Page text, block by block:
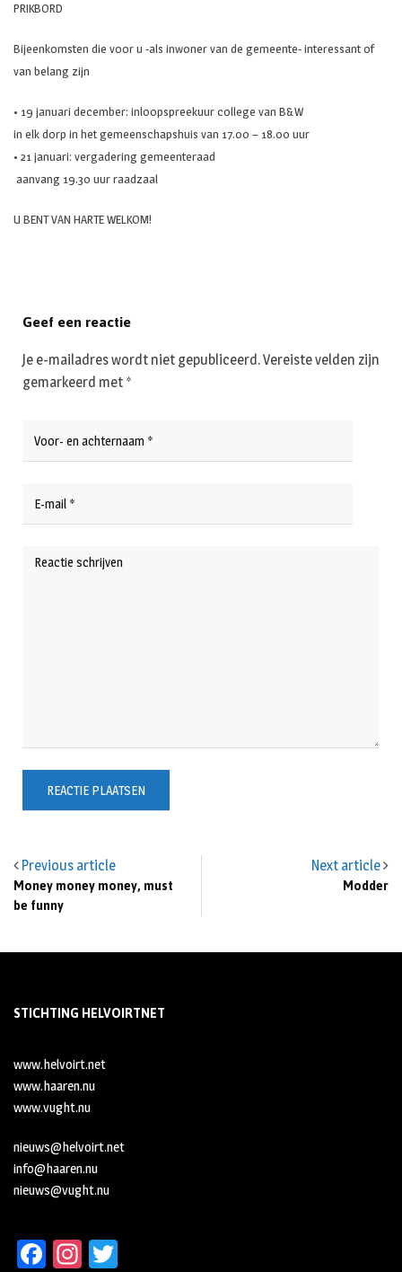
PRIKBORD
Bijeenkomsten die voor u -als inwoner van de gemeente- interessant of
van belang zijn
• 19 januari december: inloopspreekuur college van B&W
in elk dorp in het gemeenschapshuis van 17.00 – 18.00 uur
• 21 januari: vergadering gemeenteraad
aanvang 19.30 uur raadzaal
U BENT VAN HARTE WELKOM!
Previous article
Money money money, must
be funny
Next article
Modder
Geef een reactie
Je e-mailadres wordt niet gepubliceerd.Vereiste velden zijn
gemarkeerd met *
STICHTING HELVOIRTNET
www.helvoirt.net
www.haaren.nu
www.vught.nu
nieuws@helvoirt.net
info@haaren.nu
nieuws@vught.nu
Fa In